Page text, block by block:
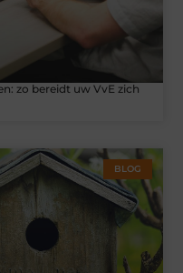
zo bereidt uw VvE zich
BLOG